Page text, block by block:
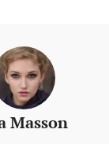
Masson